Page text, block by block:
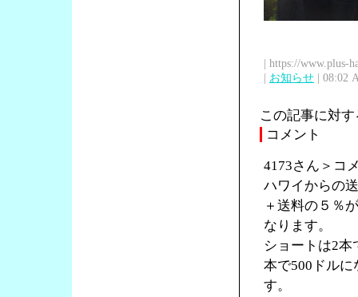
| https://www.plus-
| お知らせ | 08:02
この記事に対
コメント
4173さん＞コ
ハワイからの
＋送料の５％
なります。
ショートは2本
本で500ドル
す。